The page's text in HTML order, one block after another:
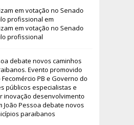
em votação no Senado
profissional em
em votação no Senado
profissional
debate novos caminhos
Evento promovido
PB e Governo do
públicos especialistas e
inovação desenvolvimento
João Pessoa debate novos
paraibanos